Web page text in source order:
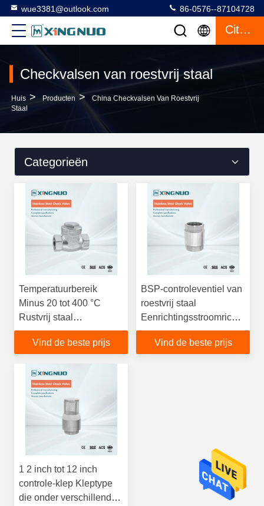
wue3381@outlook.com 86-0576--87104728
Citaat
Checkvalsen van roestvrij staal
Huis > Producten >
China Checkvalsen Van Roestvrij
Staal
Categorieën
Temperatuurbereik
Minus 20 tot 400 °C
Rustvrij staal
controleventielen
Controleventiel grootte
inch tot twaalf inch
Vind de beste prijs
BSP-controleventiel van
roestvrij staal
voor industriële
vloeistofregelsystemen
Vind de beste prijs
1 2 inch tot 12 inch
controle-klep Kleptype
die onder verschillende